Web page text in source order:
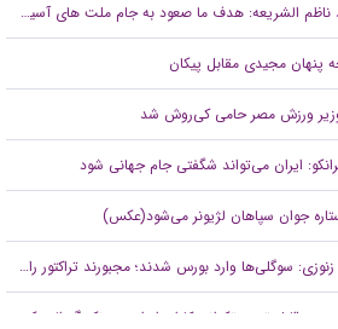
الشریعه: هدف ما صعود به جام ملت های آسیا است
پنهان مجیدی مقابل پیکان
ورزش مصر حامی کی‌روش شد
ایران می‌تواند شگفتی جام جهانی شود
جوان سپاهان لژیونر می‌شود(عکس)
زنوزی: سوگلی‌ها وارد بورس شدند؛ مجبورند تراکتور را هم به بورس ببرند/ بدهی‌های ما کمتر از ۲ میلیارد تومان است
صعود قابل توجه تکواندوکاران ایران در رنکینگ المپیکی/ کیانی و میرحسینی در جمع ۲۰ تکواندوکار برتر جهان